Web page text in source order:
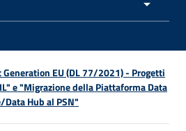
EU (DL 77/2021) - Progetti
e "Migrazione della Piattaforma Data
Data Hub al PSN"